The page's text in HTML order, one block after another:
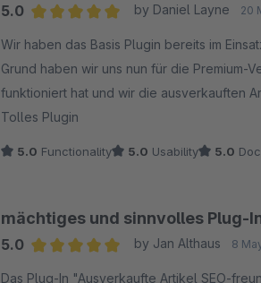
5.0
by Daniel Layne 20
Wir haben das Basis Plugin bereits im
Grund haben wir uns nun für die Premium-
funktioniert hat und wir die ausverkauften
Tolles Plugin
5.0 Functionality 5.0 Usability 5.0
mächtiges und sinnvolles Plug-
5.0
by Jan Althaus 8
Das Plug-In "Ausverkaufte Artikel SEO-freundlich ausblenden" ist genau das, was wir gesucht haben. Nachdem ein Artikel